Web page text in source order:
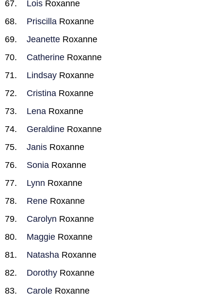
Lois Roxanne
Priscilla Roxanne
Jeanette Roxanne
Catherine Roxanne
Lindsay Roxanne
Cristina Roxanne
Lena Roxanne
Geraldine Roxanne
Janis Roxanne
Sonia Roxanne
Lynn Roxanne
Rene Roxanne
Carolyn Roxanne
Maggie Roxanne
Natasha Roxanne
Dorothy Roxanne
Carole Roxanne